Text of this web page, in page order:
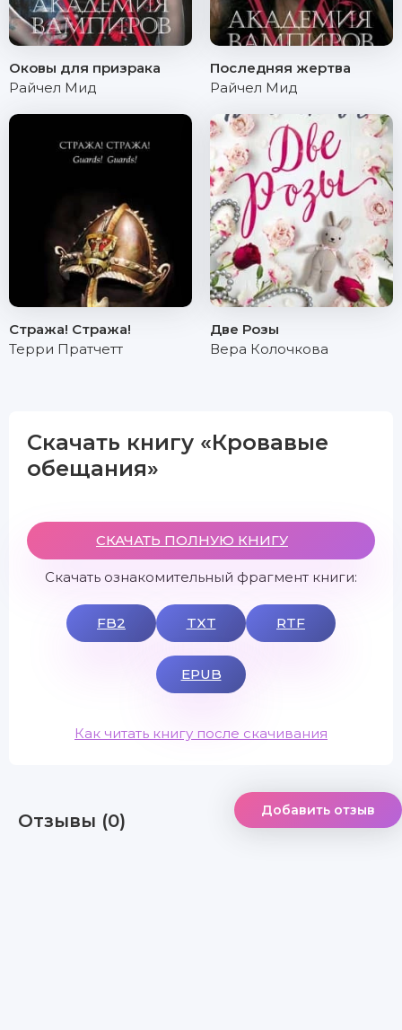
Оковы для призрака
Райчел Мид
Последняя жертва
Райчел Мид
Стража! Стража!
Терри Пратчетт
Две Розы
Вера Колочкова
Скачать книгу «Кровавые
обещания»
СКАЧАТЬ ПОЛНУЮ КНИГУ
Скачать ознакомительный фрагмент книги:
FB2 TXT RTF
EPUB
Как читать книгу после скачивания
Отзывы (0) Добавить отзыв